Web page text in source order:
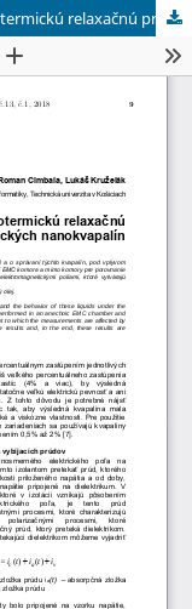
Vplyv elektromagnetického rušenia na izotermickú relaxačnú prúdovú analýzu magnetických nanokvapalín